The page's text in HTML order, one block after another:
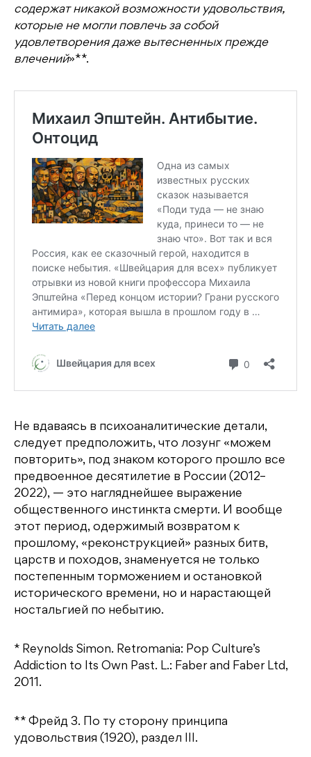
содержат никакой возможности удовольствия,
которые не могли повлечь за собой
удовлетворения даже вытесненных прежде
влечений»**.
Не вдаваясь в психоаналитические детали,
следует предположить, что лозунг «можем
повторить», под знаком которого прошло все
предвоенное десятилетие в России (2012–
2022), — это нагляднейшее выражение
общественного инстинкта смерти. И вообще
этот период, одержимый возвратом к
прошлому, «реконструкцией» разных битв,
царств и походов, знаменуется не только
постепенным торможением и остановкой
исторического времени, но и нарастающей
ностальгией по небытию.
* Reynolds Simon. Retromania: Pop Culture’s
Addiction to Its Own Past. L.: Faber and Faber Ltd,
2011.
** Фрейд З. По ту сторону принципа
удовольствия (1920), раздел III.